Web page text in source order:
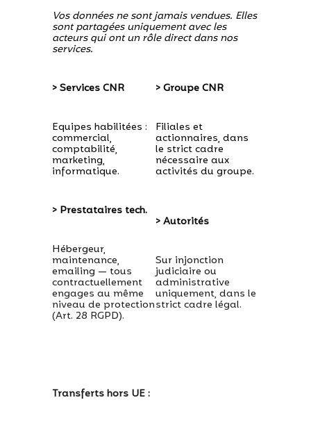
Vos données ne sont jamais vendues. Elles
sont partagées uniquement avec les
acteurs qui ont un rôle direct dans nos
services.
> Services CNR
Equipes habilitées :
commercial,
comptabilité,
marketing,
informatique.
> Groupe CNR
Filiales et
actionnaires, dans
le strict cadre
nécessaire aux
activités du groupe.
> Prestataires tech.
Hébergeur,
maintenance,
emailing — tous
contractuellement
engages au même
niveau de protection
(Art. 28 RGPD).
> Autorités
Sur injonction
judiciaire ou
administrative
uniquement, dans le
strict cadre légal.
Transferts hors UE :